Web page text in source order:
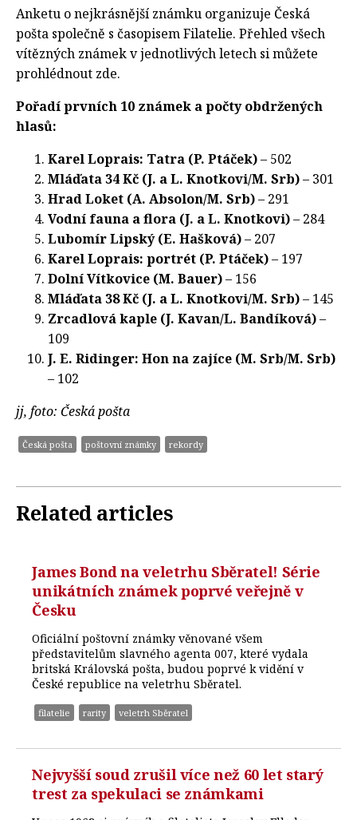
Anketu o nejkrásnější známku organizuje Česká
pošta společně s časopisem Filatelie. Přehled všech
vítězných známek v jednotlivých letech si můžete
prohlédnout zde.
Pořadí prvních 10 známek a počty obdržených
hlasů:
Karel Loprais: Tatra (P. Ptáček)– 502
Mláďata 34 Kč (J. a L. Knotkovi/M. Srb)– 301
Hrad Loket (A. Absolon/M. Srb)– 291
Vodní fauna a flora (J. a L. Knotkovi)– 284
Lubomír Lipský (E. Hašková)– 207
Karel Loprais: portrét (P. Ptáček)– 197
Dolní Vítkovice (M. Bauer)– 156
Mláďata 38 Kč (J. a L. Knotkovi/M. Srb)– 145
Zrcadlová kaple (J. Kavan/L. Bandíková)–
109
J. E. Ridinger: Hon na zajíce (M. Srb/M. Srb)
– 102
jj, foto: Česká pošta
Česká pošta poštovní známky rekordy
Related articles
James Bond na veletrhu Sběratel! Série
unikátních známek poprvé veřejně v
Česku
Oficiální poštovní známky věnované všem
představitelům slavného agenta 007, které vydala
britská Královská pošta, budou poprvé k vidění v
České republice na veletrhu Sběratel.
filatelie rarity veletrh Sběratel
Nejvyšší soud zrušil více než 60 let starý
trest za spekulaci se známkami